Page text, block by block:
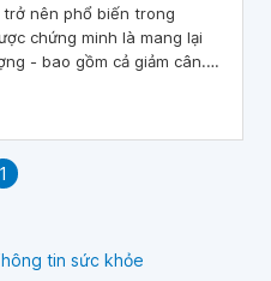
nên phổ biến trong
chứng minh là mang lại
- bao gồm cả giảm cân.
khi nghiên cứu chỉ ra
quả của nó vẫn còn
năng của chế độ ăn keto
1
tin sức khỏe